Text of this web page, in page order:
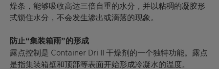
燥条，能够吸收高达三倍自重的水分，并以粘稠的凝胶形
式锁住水分，不会发生渗出或滴落的现象。
防止“集装箱雨”的形成
露点控制是 Container Dri II 干燥剂的一个独特功能。露点
是指集装箱壁和顶部等表面开始形成冷凝水的温度。